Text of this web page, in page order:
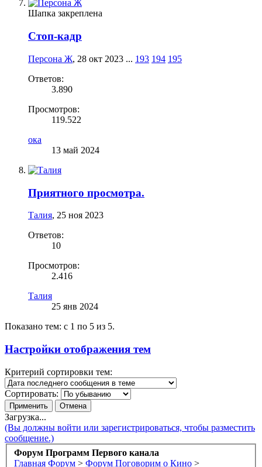
Шапка закреплена
Стоп-кадр
Персона Ж, 28 окт 2023 ... 193 194 195
Ответов:
3.890
Просмотров:
119.522
ока
13 май 2024
Приятного просмотра.
Талия, 25 ноя 2023
Ответов:
10
Просмотров:
2.416
Талия
25 янв 2024
Показано тем: с 1 по 5 из 5.
Настройки отображения тем
Критерий сортировки тем:
Сортировать:
Загрузка...
(Вы должны войти или зарегистрироваться, чтобы разместить
сообщение.)
Форум Программ Первого канала
Главная Форум > Форум Поговорим о Кино >